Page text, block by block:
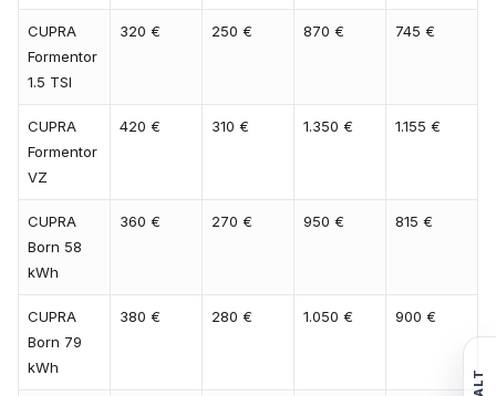
CUPRA
Formentor
1.5 TSI
320 € 250 € 870 € 745 €
CUPRA
Formentor
VZ
420 € 310 € 1.350 € 1.155 €
CUPRA
Born 58
kWh
360 € 270 € 950 € 815 €
CUPRA
Born 79
kWh
380 € 280 € 1.050 € 900 €